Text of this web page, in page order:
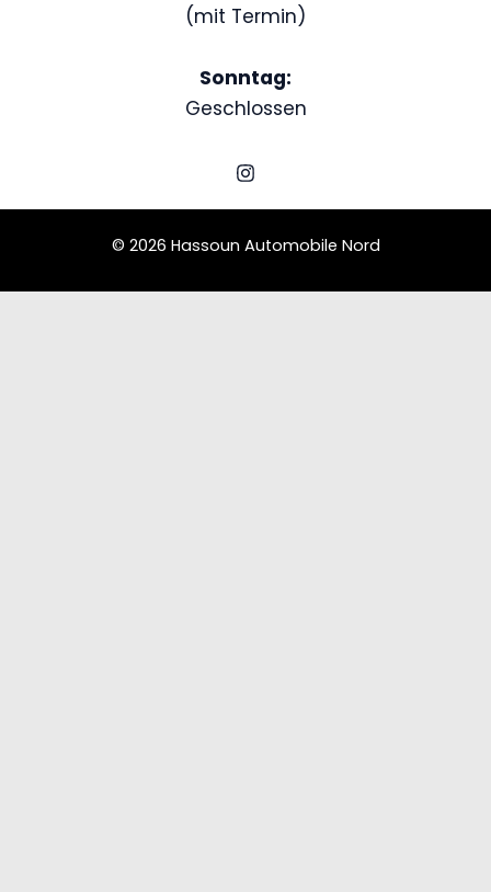
(mit Termin)
Sonntag:
Geschlossen
© 2026 Hassoun Automobile Nord